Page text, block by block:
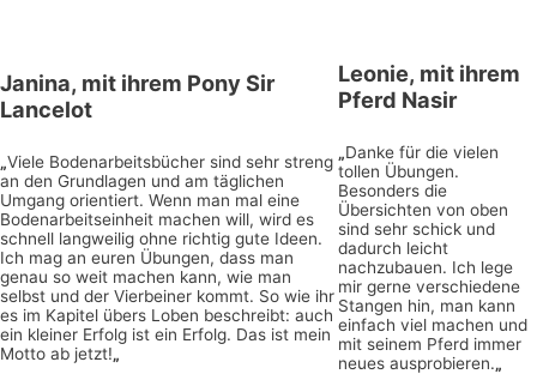
Janina, mit ihrem Pony Sir
Lancelot
„Viele Bodenarbeitsbücher sind sehr streng
an den Grundlagen und am täglichen
Umgang orientiert. Wenn man mal eine
Bodenarbeitseinheit machen will, wird es
schnell langweilig ohne richtig gute Ideen.
Ich mag an euren Übungen, dass man
genau so weit machen kann, wie man
selbst und der Vierbeiner kommt. So wie ihr
es im Kapitel übers Loben beschreibt: auch
ein kleiner Erfolg ist ein Erfolg. Das ist mein
Motto ab jetzt!„
Leonie, mit ihrem
Pferd Nasir
„Danke für die vielen
tollen Übungen.
Besonders die
Übersichten von oben
sind sehr schick und
dadurch leicht
nachzubauen. Ich lege
mir gerne verschiedene
Stangen hin, man kann
einfach viel machen und
mit seinem Pferd immer
neues ausprobieren.„